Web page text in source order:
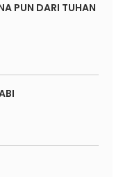
PUN DARI TUHAN